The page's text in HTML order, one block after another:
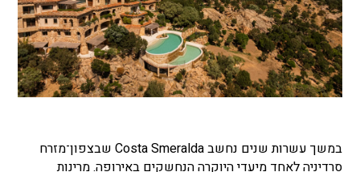
במשך עשרות שנים נחשב Costa Smeralda שבצפון־מזרח
סרדיניה לאחד מיעדי היוקרה הנחשקים באירופה. מרינות